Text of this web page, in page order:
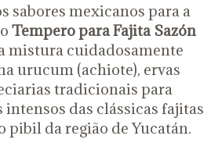
sabores mexicanos para a
Temperopara Fajita Sazón
mistura cuidadosamente
urucum (achiote), ervas
tradicionais para
intensos das clássicas fajitas
pibil da região de Yucatán.